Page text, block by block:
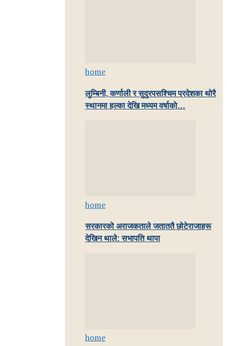
home
लुम्बिनी, कर्णाली र सुदुरपसश्चिम प्रदेशका थोरै
स्थानमा हल्का देखि मध्यम वर्षाकाे…
home
सरकारको अराजकताले जताततै छोटेराजाहरू
देखिन थाले: सभापति थापा
home